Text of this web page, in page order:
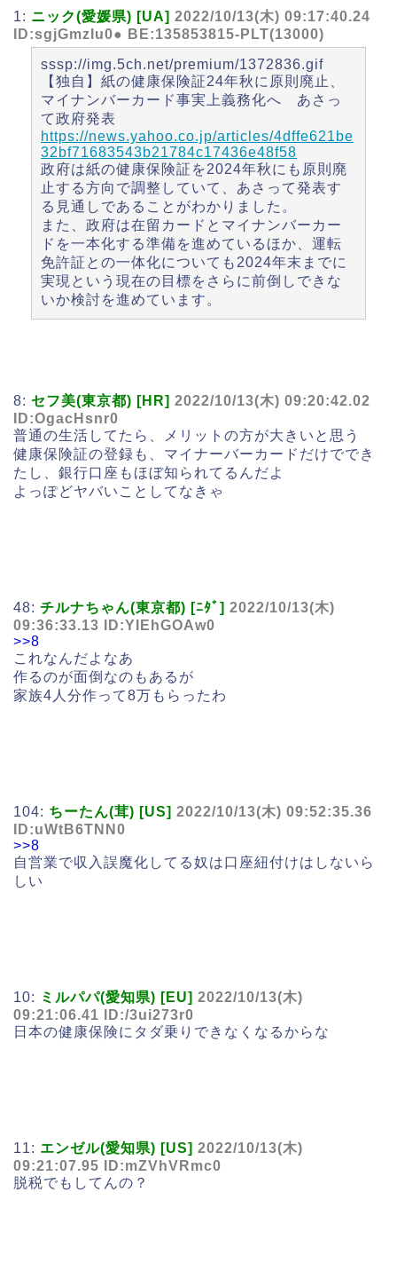
1: ニック(愛媛県) [UA] 2022/10/13(木) 09:17:40.24
ID:sgjGmzIu0● BE:135853815-PLT(13000)
sssp://img.5ch.net/premium/1372836.gif
【独自】紙の健康保険証24年秋に原則廃止、
マイナンバーカード事実上義務化へ あさっ
て政府発表
https://news.yahoo.co.jp/articles/4dffe621be
32bf71683543b21784c17436e48f58
政府は紙の健康保険証を2024年秋にも原則廃
止する方向で調整していて、あさって発表す
る見通しであることがわかりました。
また、政府は在留カードとマイナンバーカー
ドを一本化する準備を進めているほか、運転
免許証との一体化についても2024年末までに
実現という現在の目標をさらに前倒しできな
いか検討を進めています。
8: セフ美(東京都) [HR] 2022/10/13(木) 09:20:42.02
ID:OgacHsnr0
普通の生活してたら、メリットの方が大きいと思う
健康保険証の登録も、マイナーバーカードだけででき
たし、銀行口座もほぼ知られてるんだよ
よっぽどヤバいことしてなきゃ
48: チルナちゃん(東京都) [ﾆﾀﾞ] 2022/10/13(木)
09:36:33.13 ID:YIEhGOAw0
>>8
これなんだよなあ
作るのが面倒なのもあるが
家族4人分作って8万もらったわ
104: ちーたん(茸) [US] 2022/10/13(木) 09:52:35.36
ID:uWtB6TNN0
>>8
自営業で収入誤魔化してる奴は口座紐付けはしないら
しい
10: ミルパパ(愛知県) [EU] 2022/10/13(木)
09:21:06.41 ID:/3ui273r0
日本の健康保険にタダ乗りできなくなるからな
11: エンゼル(愛知県) [US] 2022/10/13(木)
09:21:07.95 ID:mZVhVRmc0
脱税でもしてんの？